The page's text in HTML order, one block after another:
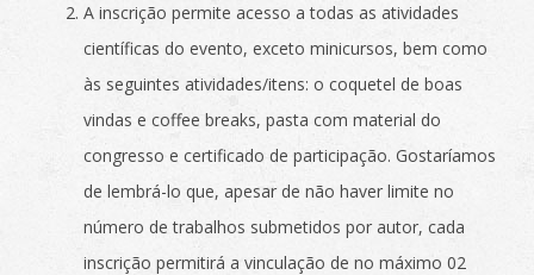
A inscrição permite acesso a todas as atividades
científicas do evento, exceto minicursos, bem como
às seguintes atividades/itens: o coquetel de boas
vindas e coffee breaks, pasta com material do
congresso e certificado de participação. Gostaríamos
de lembrá-lo que, apesar de não haver limite no
número de trabalhos submetidos por autor, cada
inscrição permitirá a vinculação de no máximo 02